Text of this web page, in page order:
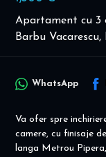
Apartament cu 3
Barbu Vacarescu,
WhatsApp
Va ofer spre
camere, cu finisaje
langa Metrou